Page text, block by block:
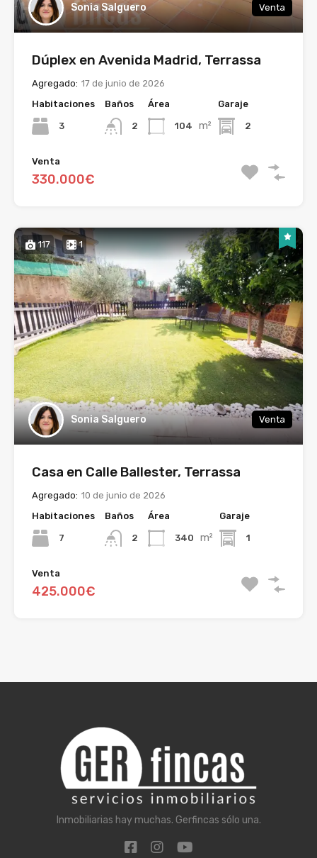
Sonia Salguero Venta
Dúplex en Avenida Madrid, Terrassa
Agregado: 17 de junio de 2026
Habitaciones
3
Baños
2
Área
104 m²
Garaje
2
Venta
330.000€
117 1
Sonia Salguero Venta
Casa en Calle Ballester, Terrassa
Agregado: 10 de junio de 2026
Habitaciones
7
Baños
2
Área
340 m²
Garaje
1
Venta
425.000€
Inmobiliarias hay muchas. Gerfincas sólo una.